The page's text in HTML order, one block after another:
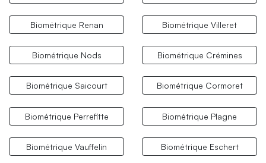
Biométrique Renan Biométrique Villeret
Biométrique Nods Biométrique Crémines
Biométrique Saicourt Biométrique Cormoret
Biométrique Perrefitte Biométrique Plagne
Biométrique Vauffelin Biométrique Eschert